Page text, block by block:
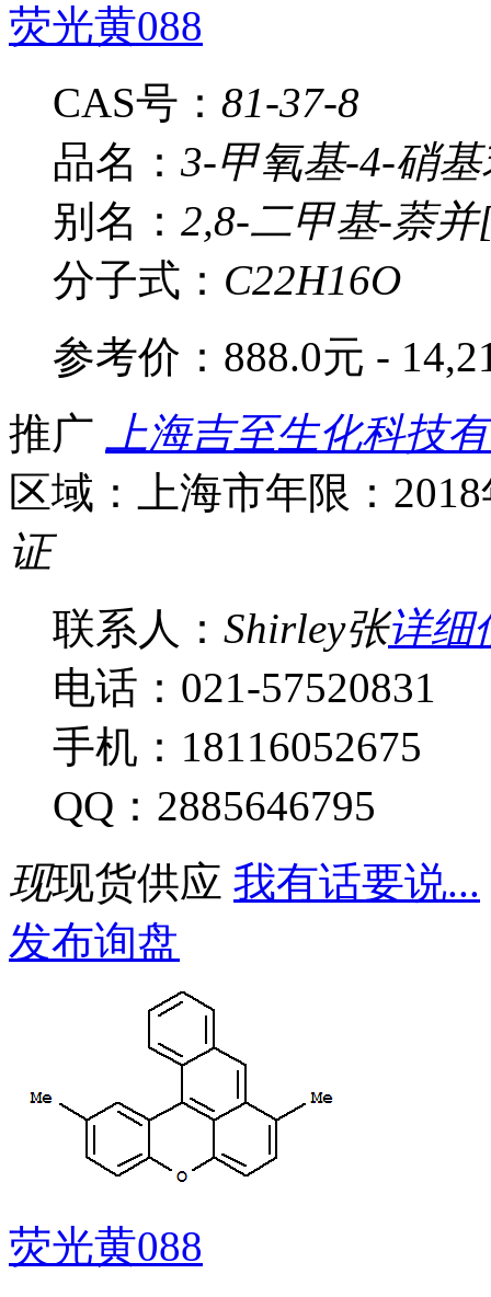
荧光黄088
CAS号： 81-37-8
品名： 3-甲氧基-4-硝
别名： 2,8-二甲基-萘
分子式： C22H16O
参考价： 888.0元 -
推广
上海吉至生化科技
区域：上海市年限：
证
联系人： Shirley张详细
电话：021-57520831
手机：18116052675
QQ：2885646795
现现货供应 我有话要说...
发布询盘
荧光黄088